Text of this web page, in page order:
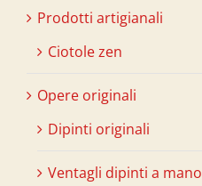
Prodotti artigianali
Ciotole zen
Opere originali
Dipinti originali
Ventagli dipinti a mano